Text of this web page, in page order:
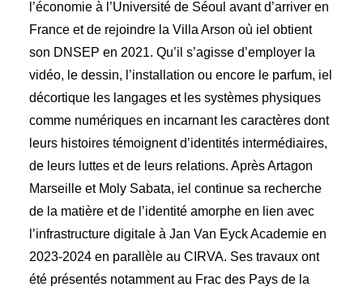
l’économie à l’Université de Séoul avant d’arriver en
France et de rejoindre la Villa Arson où iel obtient
son DNSEP en 2021. Qu’il s’agisse d’employer la
vidéo, le dessin, l’installation ou encore le parfum, iel
décortique les langages et les systèmes physiques
comme numériques en incarnant les caractères dont
leurs histoires témoignent d’identités intermédiaires,
de leurs luttes et de leurs relations. Après Artagon
Marseille et Moly Sabata, iel continue sa recherche
de la matière et de l’identité amorphe en lien avec
l’infrastructure digitale à Jan Van Eyck Academie en
2023-2024 en parallèle au CIRVA. Ses travaux ont
été présentés notamment au Frac des Pays de la